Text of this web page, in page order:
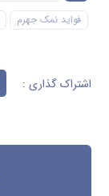
فواید نمک جهرم